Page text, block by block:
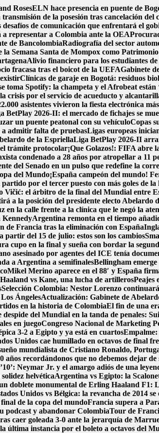
RosesELN hace presencia en puente de
de la posesión tras cancelación
desafíos de comunicación que enfrentará el
representar a Colombia ante la OEA
de BancolombiaRadiografía del sector
la Semana Santa de Mompox como
Alivio financiero para los estudiantes
fracasa tras el boicot de la UEFAGabinete
Clínicas de garaje en Bogotá: residuos
toma Spotify: la champeta y el Afrobeat están
crisis por el servicio de acueducto y
asistentes vivieron la fiesta electrónica
BetPlay 2026-II: el mercado de fichajes se
un puente peatonal con su vehículoCopas
a admitir falta de pruebasLigas europeas
de la EspriellaLiga BetPlay 2026-II
trámite protocolar¡Que Golazos!: FIFA abre
condenado a 28 años por atropellar a 11
del Senado en un pulso que redefine la
del Mundo¡España campeón del mundo!
por el tercer puesto con más goles de
Vičić: el árbitro de la final del Mundial entre
a la posición del presidente electo Abelardo
en la calle frente a la clínica que le negó la
KennedyArgentina remonta en el tiempo
de Francia tras la eliminación con España
partir del 15 de julio: estos son los cambios
cupo en la final y sueña con bordar la
asesinado por agentes del ICE tenía
a Argentina a semifinalesBellingham
Mikel Merino aparece en el 88′ y España
vs Kane, una lucha de artillerosPeajes
Selección Colombia: Nestor Lorenzo
ÁngelesActualización: Gabinete de
en la historia de ColombiaEl fin de una
del Mundial en la tanda de penales:
en juegoCongreso Nacional de Marketing
3-2 a Egipto y ya está en cuartosEmpalme:
Unidos cae humillado en octavos de final
mundialista de Cristiano Ronaldo,
años recordándonos que no debemos dejar de
Neymar Jr. y el amargo adiós de una
helvéticaArgentina vs Egipto: la
doblete monumental de Erling Haaland F1:
Unidos vs Bélgica: la revancha de 2014
de la copa del mundoFrancia supera a
podcast y abandonar ColombiaTour de
caer goleada 3-0 ante la jerarquía de
última instancia por el boleto a octavos del